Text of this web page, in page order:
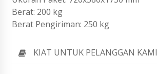
Berat: 200 kg
Berat Pengiriman: 250 kg
KIAT UNTUK PELANGGAN KAMI